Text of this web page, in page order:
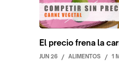
El precio frena la
JUN 26 / ALIMENTOS / 1